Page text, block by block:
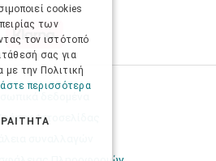
Ιστοσελίδας
cookies
των
τον ιστότοπό
σας για
την Πολιτική
περισσότερα